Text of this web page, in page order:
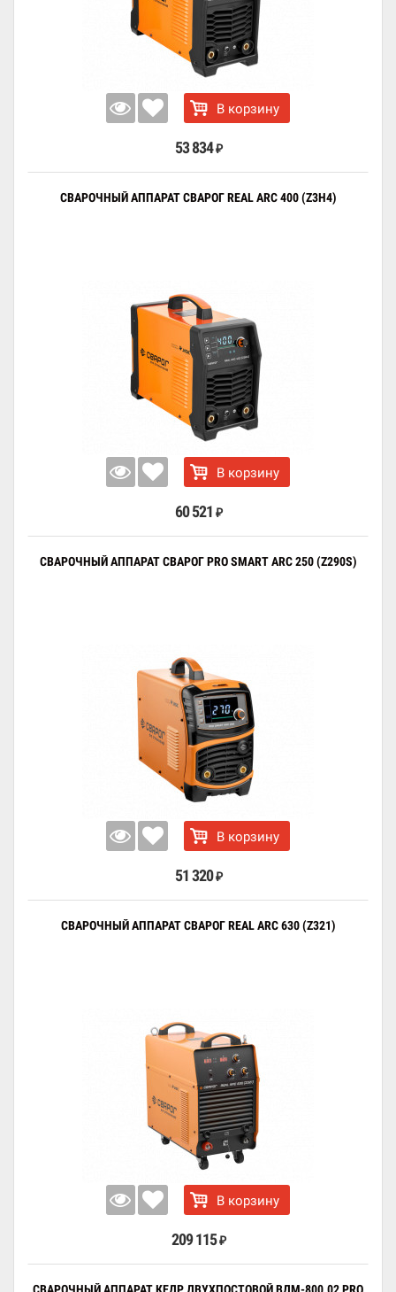
В корзину
53 834 ₽
СВАРОЧНЫЙ АППАРАТ СВАРОГ REAL ARC 400 (Z3H4)
В корзину
60 521 ₽
СВАРОЧНЫЙ АППАРАТ СВАРОГ PRO SMART ARC 250 (Z290S)
В корзину
51 320 ₽
СВАРОЧНЫЙ АППАРАТ СВАРОГ REAL ARC 630 (Z321)
В корзину
209 115 ₽